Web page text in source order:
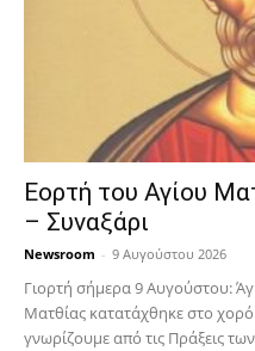
Εορτή του Αγίου
– Συναξάρι
Newsroom - 9 Αυγούστου 2026
Γιορτή σήμερα 9 Αυγούστου:
Ματθίας κατατάχθηκε στο
γνωρίζουμε από τις Πράξεις